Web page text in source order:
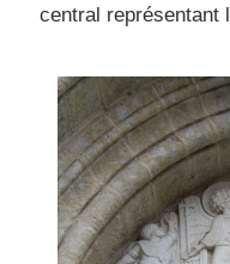
central représentant